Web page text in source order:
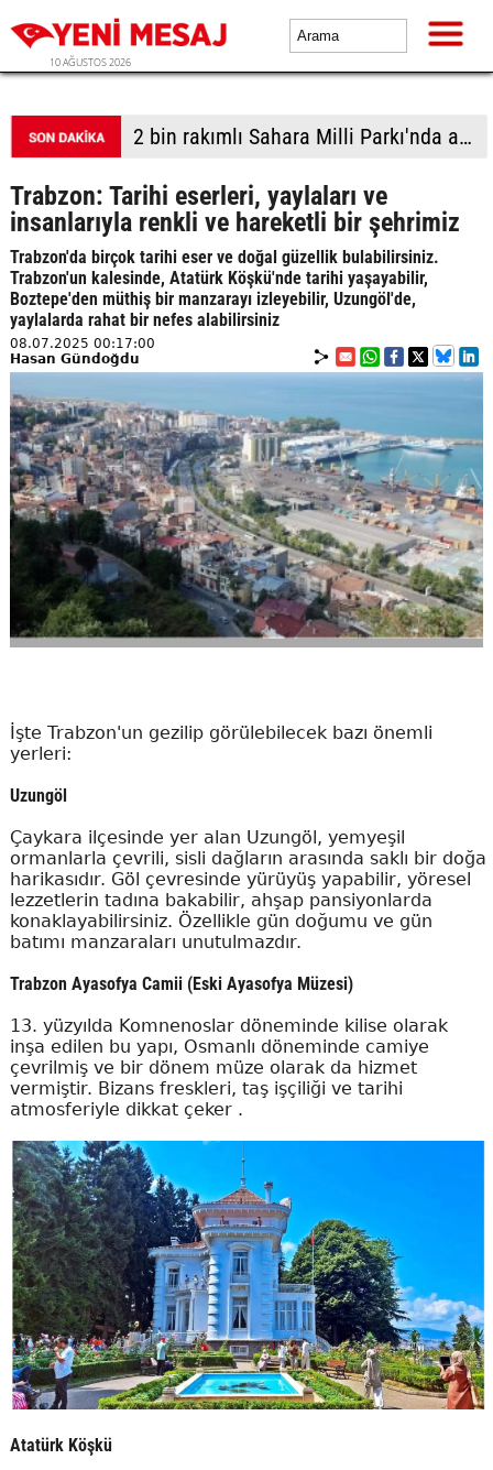
10 AĞUSTOS 2026
2 bin rakımlı Sahara Milli Parkı'nda aileler doğayla buluştu
Trabzon: Tarihi eserleri, yaylaları ve
insanlarıyla renkli ve hareketli bir şehrimiz
Trabzon'da birçok tarihi eser ve doğal güzellik bulabilirsiniz.
Trabzon'un kalesinde, Atatürk Köşkü'nde tarihi yaşayabilir,
Boztepe'den müthiş bir manzarayı izleyebilir, Uzungöl'de,
yaylalarda rahat bir nefes alabilirsiniz
08.07.2025 00:17:00
Hasan Gündoğdu
İşte Trabzon'un gezilip görülebilecek bazı önemli
yerleri:
Uzungöl
Çaykara ilçesinde yer alan Uzungöl, yemyeşil
ormanlarla çevrili, sisli dağların arasında saklı bir doğa
harikasıdır. Göl çevresinde yürüyüş yapabilir, yöresel
lezzetlerin tadına bakabilir, ahşap pansiyonlarda
konaklayabilirsiniz. Özellikle gün doğumu ve gün
batımı manzaraları unutulmazdır.
Trabzon Ayasofya Camii (Eski Ayasofya Müzesi)
13. yüzyılda Komnenoslar döneminde kilise olarak
inşa edilen bu yapı, Osmanlı döneminde camiye
çevrilmiş ve bir dönem müze olarak da hizmet
vermiştir. Bizans freskleri, taş işçiliği ve tarihi
atmosferiyle dikkat çeker .
Atatürk Köşkü